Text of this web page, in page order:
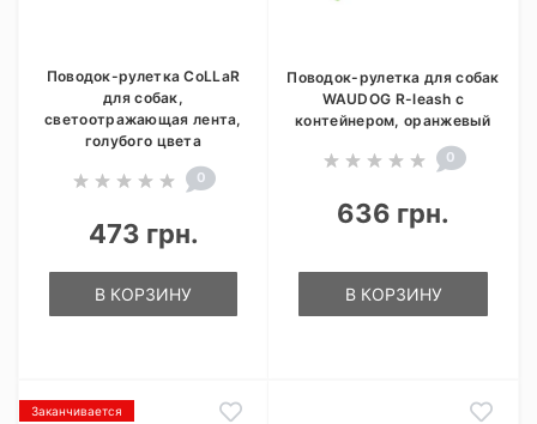
Поводок-рулетка CoLLaR
для собак,
светоотражающая лента,
голубого цвета
0
473 грн.
В КОРЗИНУ
Поводок-рулетка для собак
WAUDOG R-leash с
контейнером, оранжевый
0
636 грн.
В КОРЗИНУ
Заканчивается